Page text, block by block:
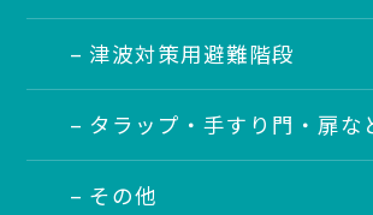
– 津波対策用避難階段
– タラップ・手すり門・扉な
– その他